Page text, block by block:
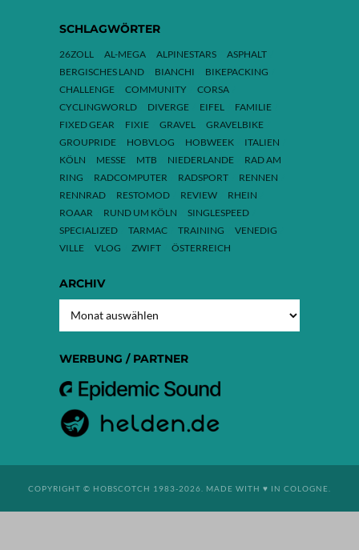
SCHLAGWÖRTER
26ZOLL AL-MEGA ALPINESTARS
ASPHALT
BERGISCHES LAND
BIANCHI
BIKEPACKING
CHALLENGE
COMMUNITY
CORSA
CYCLINGWORLD
DIVERGE EIFEL
FAMILIE
FIXED GEAR
FIXIE GRAVEL
GRAVELBIKE
GROUPRIDE
HOBVLOG HOBWEEK
ITALIEN
KÖLN
MESSE MTB NIEDERLANDE
RAD AM
RING
RADCOMPUTER RADSPORT
RENNEN
RENNRAD
RESTOMOD REVIEW
RHEIN
ROAAR
RUND UM KÖLN
SINGLESPEED
SPECIALIZED
TARMAC TRAINING
VENEDIG
VILLE
VLOG ZWIFT ÖSTERREICH
ARCHIV
WERBUNG / PARTNER
COPYRIGHT © HOBSCOTCH 1983-2026. MADE WITH ♥ IN COLOGNE.